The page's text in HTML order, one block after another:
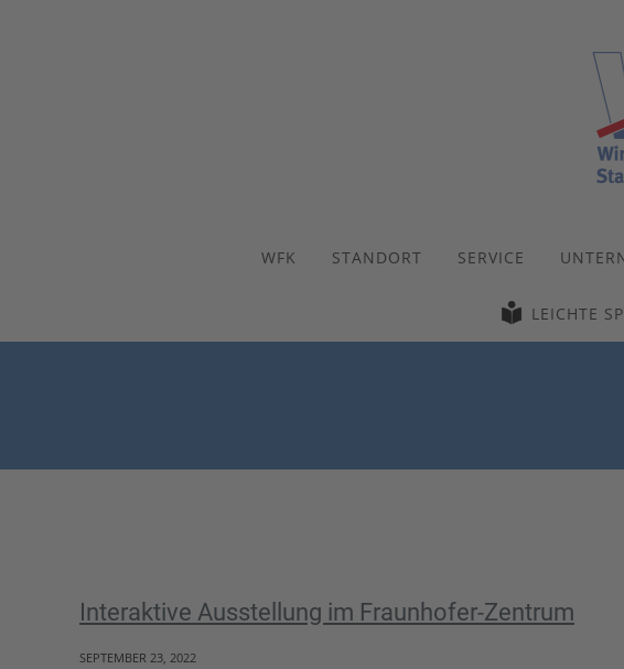
WFK STANDORT SERVICE
LEICHTE
Interaktive Ausstellung im Fraunhofer-Zentrum
SEPTEMBER 23, 2022